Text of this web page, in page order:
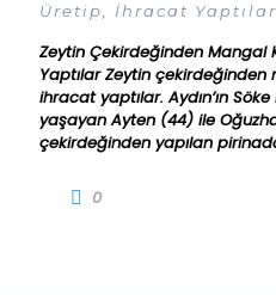
Üretip, İhracat Yaptılar
Zeytin Çekirdeğinden Mangal
Yaptılar Zeytin
ihracat yaptılar. Aydın’ın
yaşayan Ayten (44) ile
çekirdeğinden yapılan
0